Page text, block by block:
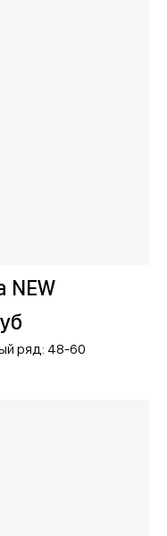
NEW
ряд: 48-60